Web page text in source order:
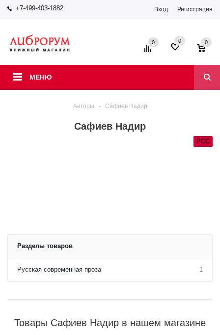
+7-499-403-1882 Вход Регистрация
МЕНЮ
0 0 0
Авторы - Сафиев Надир
Сафиев Надир
РСС
Разделы товаров
Русская современная проза 1
Товары Сафиев Надир в нашем магазине